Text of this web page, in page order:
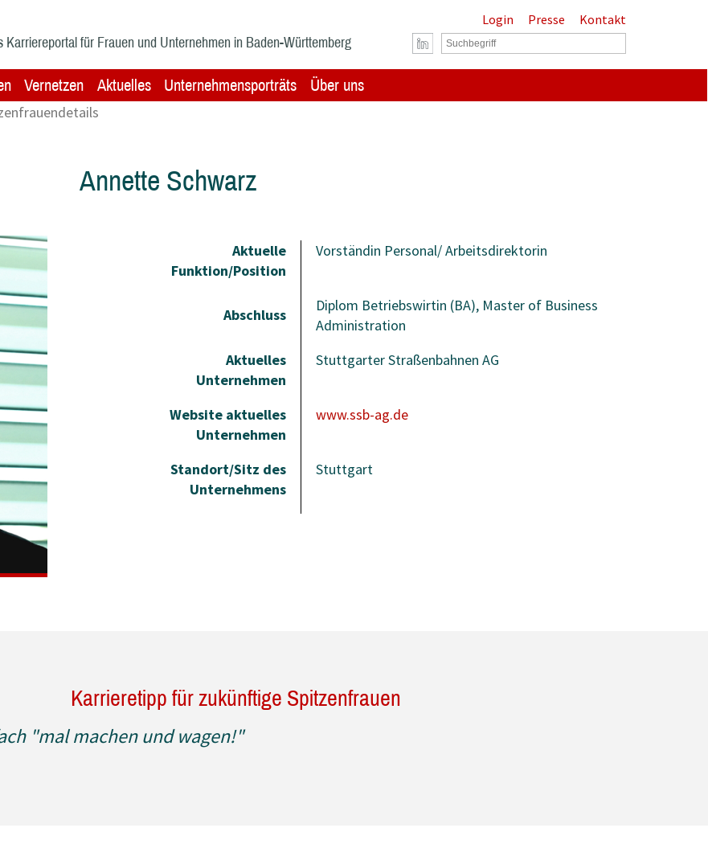
Karriereportal für Frauen und Unternehmen in Baden-Württemberg
Login Presse Kontakt
Vernetzen Aktuelles Unternehmensporträts Über uns
Annette Schwarz
Aktuelle
Funktion/Position
Vorständin Personal/ Arbeitsdirektorin
Abschluss
Diplom Betriebswirtin (BA), Master of Business
Administration
Aktuelles
Unternehmen
Stuttgarter Straßenbahnen AG
Website aktuelles
Unternehmen
www.ssb-ag.de
Standort/Sitz des
Unternehmens
Stuttgart
Karrieretipp für zukünftige Spitzenfrauen
"mal machen und wagen!"